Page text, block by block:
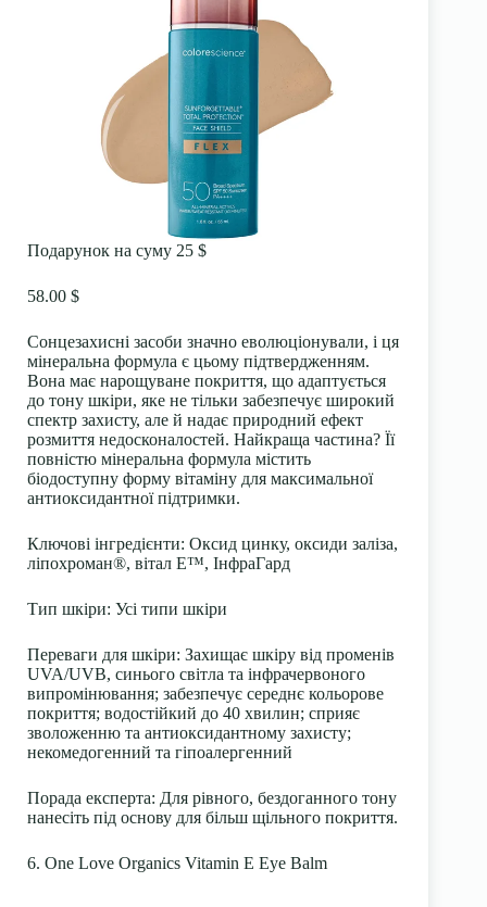
Подарунок на суму 25 $
58.00 $
Сонцезахисні засоби значно еволюціонували, і ця
мінеральна формула є цьому підтвердженням.
Вона має нарощуване покриття, що адаптується
до тону шкіри, яке не тільки забезпечує широкий
спектр захисту, але й надає природний ефект
розмиття недосконалостей. Найкраща частина? Її
повністю мінеральна формула містить
біодоступну форму вітаміну для максимальної
антиоксидантної підтримки.
Ключові інгредієнти: Оксид цинку, оксиди заліза,
ліпохроман®, вітал Е™, ІнфраГард
Тип шкіри: Усі типи шкіри
Переваги для шкіри: Захищає шкіру від променів
UVA/UVB, синього світла та інфрачервоного
випромінювання; забезпечує середнє кольорове
покриття; водостійкий до 40 хвилин; сприяє
зволоженню та антиоксидантному захисту;
некомедогенний та гіпоалергенний
Порада експерта: Для рівного, бездоганного тону
нанесіть під основу для більш щільного покриття.
6. One Love Organics Vitamin E Eye Balm